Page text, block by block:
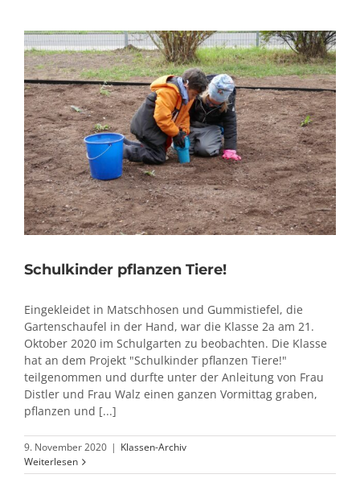
Schulkinder pflanzen Tiere!
Eingekleidet in Matschhosen und Gummistiefel, die
Gartenschaufel in der Hand, war die Klasse 2a am 21.
Oktober 2020 im Schulgarten zu beobachten. Die Klasse
hat an dem Projekt "Schulkinder pflanzen Tiere!"
teilgenommen und durfte unter der Anleitung von Frau
Distler und Frau Walz einen ganzen Vormittag graben,
pflanzen und [...]
9. November 2020 | Klassen-Archiv
Weiterlesen